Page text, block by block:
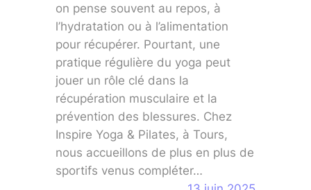
on pense souvent au repos, à
l’hydratation ou à l’alimentation
pour récupérer. Pourtant, une
pratique régulière du yoga peut
jouer un rôle clé dans la
récupération musculaire et la
prévention des blessures. Chez
Inspire Yoga & Pilates, à Tours,
nous accueillons de plus en plus de
sportifs venus compléter…